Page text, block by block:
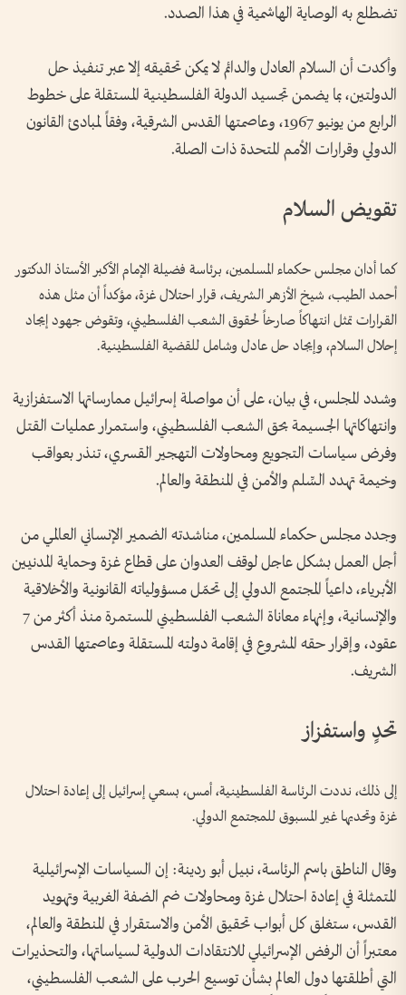
تضطلع به الوصاية الهاشمية في هذا الصدد.
وأكدت أن السلام العادل والدائم لا يمكن تحقيقه إلا عبر تنفيذ حل
الدولتين، بما يضمن تجسيد الدولة الفلسطينية المستقلة على خطوط
الرابع من يونيو 1967، وعاصمتها القدس الشرقية، وفقاً لمبادئ القانون
الدولي وقرارات الأمم المتحدة ذات الصلة.
تقويض السلام
كما أدان مجلس حكماء المسلمين، برئاسة فضيلة الإمام الأكبر الأستاذ الدكتور
أحمد الطيب، شيخ الأزهر الشريف، قرار احتلال غزة، مؤكداً أن مثل هذه
القرارات تمثل انتهاكاً صارخاً لحقوق الشعب الفلسطيني، وتقوض جهود إيجاد
إحلال السلام، وإيجاد حل عادل وشامل للقضية الفلسطينية.
وشدد المجلس، في بيان، على أن مواصلة إسرائيل ممارساتها الاستفزازية
وانتهاكاتها الجسيمة بحق الشعب الفلسطيني، واستمرار عمليات القتل
وفرض سياسات التجويع ومحاولات التهجير القسري، تنذر بعواقب
وخيمة تهدد السِّلم والأمن في المنطقة والعالم.
وجدد مجلس حكماء المسلمين، مناشدته الضمير الإنساني العالمي من
أجل العمل بشكل عاجل لوقف العدوان على قطاع غزة وحماية المدنيين
الأبرياء، داعياً المجتمع الدولي إلى تحمّل مسؤولياته القانونية والأخلاقية
والإنسانية، وإنهاء معاناة الشعب الفلسطيني المستمرة منذ أكثر من 7
عقود، وإقرار حقه المشروع في إقامة دولته المستقلة وعاصمتها القدس
الشريف.
تحدٍ واستفزاز
إلى ذلك، نددت الرئاسة الفلسطينية، أمس، بسعي إسرائيل إلى إعادة احتلال
غزة وتحديها غير المسبوق للمجتمع الدولي.
وقال الناطق باسم الرئاسة، نبيل أبو ردينة: إن السياسات الإسرائيلية
المتمثلة في إعادة احتلال غزة ومحاولات ضم الضفة الغربية وتهويد
القدس، ستغلق كل أبواب تحقيق الأمن والاستقرار في المنطقة والعالم،
معتبراً أن الرفض الإسرائيلي للانتقادات الدولية لسياساتها، والتحذيرات
التي أطلقتها دول العالم بشأن توسيع الحرب على الشعب الفلسطيني،